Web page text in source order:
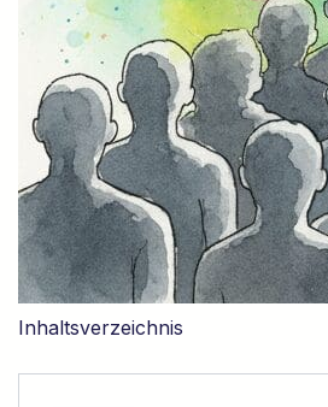
Inhaltsverzeichnis